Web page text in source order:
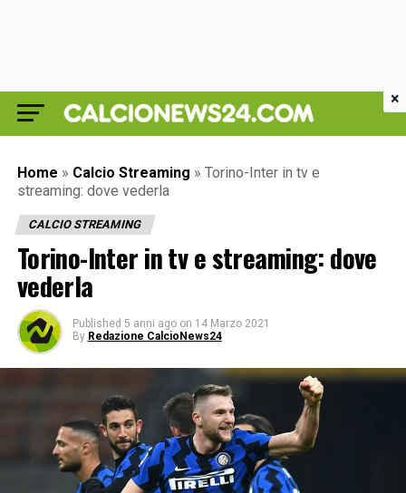
Home » Calcio Streaming » Torino-Inter in tv e
streaming: dove vederla
CALCIO STREAMING
Torino-Inter in tv e streaming: dove
vederla
Published 5 anni ago on 14 Marzo 2021
By Redazione CalcioNews24
×